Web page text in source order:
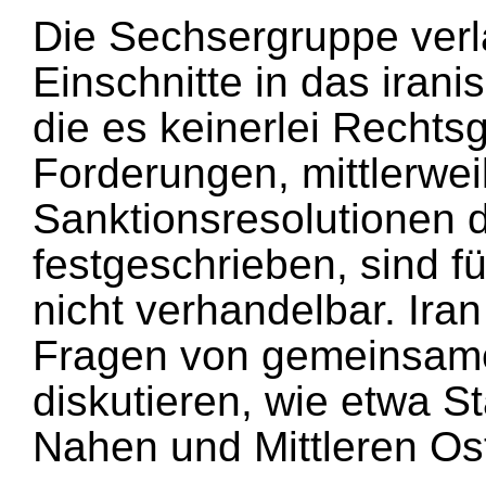
Die Sechsergruppe
Einschnitte in das
die es keinerlei
Forderungen,
Sanktionsresolutionen
festgeschrieben, sind
nicht verhandelbar.
Fragen von
diskutieren, wie etwa
Nahen und Mittleren